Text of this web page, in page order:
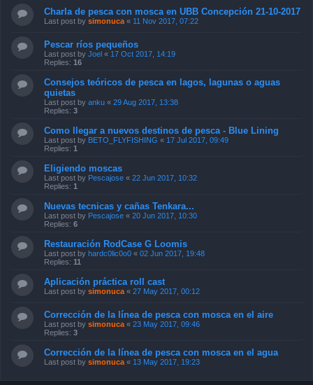
Charla de pesca con mosca en UBB Concepción 21-10-2017
Last post by simonuca « 11 Nov 2017, 07:22
Pescar ríos pequeños
Last post by Joel « 17 Oct 2017, 14:19
Replies: 16
Consejos teóricos de pesca en lagos, lagunas o aguas
quietas
Last post by anku « 29 Aug 2017, 13:38
Replies: 3
Como llegar a nuevos destinos de pesca - Blue Lining
Last post by BETO_FLYFISHING « 17 Jul 2017, 09:49
Replies: 1
Eligiendo moscas
Last post by Pescajose « 22 Jun 2017, 10:32
Replies: 1
Nuevas tecnicas y cañas Tenkara...
Last post by Pescajose « 20 Jun 2017, 10:30
Replies: 6
Restauración RodCase G Loomis
Last post by hardc0lic0o0 « 02 Jun 2017, 19:48
Replies: 11
Aplicación práctica roll cast
Last post by simonuca « 27 May 2017, 00:12
Corrección de la línea de pesca con mosca en el aire
Last post by simonuca « 23 May 2017, 09:46
Replies: 3
Corrección de la línea de pesca con mosca en el agua
Last post by simonuca « 13 May 2017, 19:23